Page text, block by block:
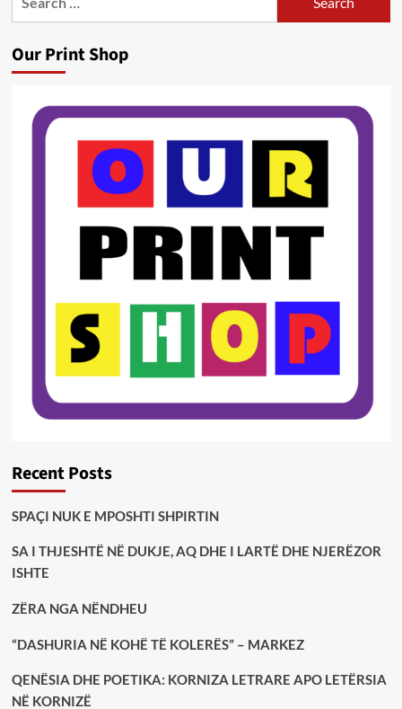
Our Print Shop
Recent Posts
SPAÇI NUK E MPOSHTI SHPIRTIN
SA I THJESHTË NË DUKJE, AQ DHE I LARTË DHE NJERËZOR
ISHTE
ZËRA NGA NËNDHEU
“DASHURIA NË KOHË TË KOLERËS” – MARKEZ
QENËSIA DHE POETIKA: KORNIZA LETRARE APO LETËRSIA
NË KORNIZË